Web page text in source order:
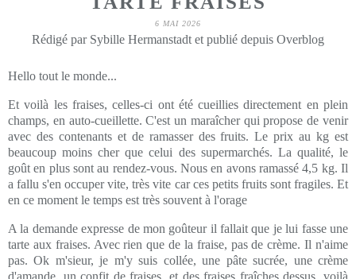
6 MAI 2026
Rédigé par Sybille Hermanstadt et publié depuis Overblog
Hello tout le monde...
Et voilà les fraises, celles-ci ont été cueillies directement en plein
champs, en auto-cueillette. C'est un maraîcher qui propose de venir
avec des contenants et de ramasser des fruits. Le prix au kg est
beaucoup moins cher que celui des supermarchés. La qualité, le
goût en plus sont au rendez-vous. Nous en avons ramassé 4,5 kg. Il
a fallu s'en occuper vite, très vite car ces petits fruits sont fragiles. Et
en ce moment le temps est très souvent à l'orage
A la demande expresse de mon goûteur il fallait que je lui fasse une
tarte aux fraises. Avec rien que de la fraise, pas de crème. Il n'aime
pas. Ok m'sieur, je m'y suis collée, une pâte sucrée, une crème
d'amande, un confit de fraises, et des fraises fraîches dessus, voilà